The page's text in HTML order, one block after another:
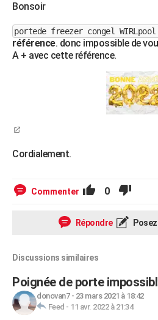
AVIS DE DÉCÈS
FORUM
Bonsoir
portede freezer congel WIRLpool
référence. donc impossible de
A + avec cette référence.
Cordialement.
Commenter 0
Répondre
Discussions similaires
Poignée de porte
donovan7- 23 mars 2021 à 18:42
Feed - 11 avr. 2022 à 21:34